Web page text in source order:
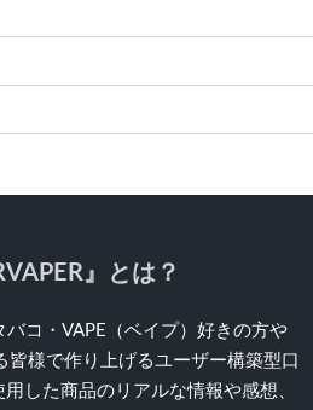
』とは？
バコ・VAPE（ベイプ）好きの方や
皆様で作り上げるユーザー構築型口
した商品のリアルな情報や感想、